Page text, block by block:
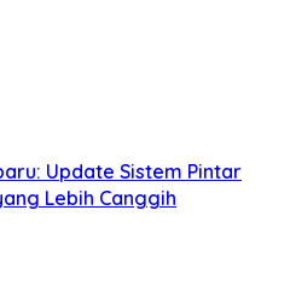
Update Sistem Pintar
Lebih Canggih